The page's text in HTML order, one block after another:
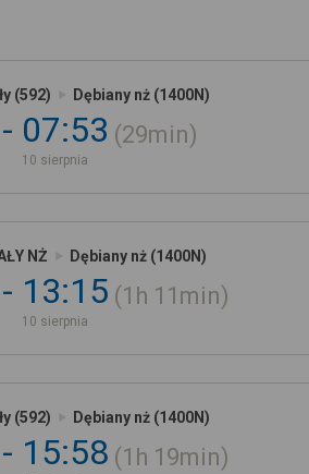
(592) Dębiany nż (1400N)
07:53
10 sierpnia
29min
NŻ Dębiany nż (1400N)
13:15
10 sierpnia
1h 11min
(592) Dębiany nż (1400N)
15:58 1h 19min